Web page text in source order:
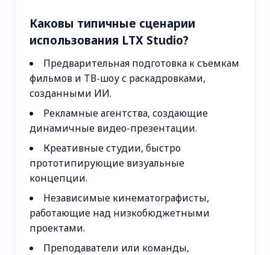
Каковы типичные сценарии
использования LTX Studio?
Предварительная подготовка к съемкам
фильмов и ТВ-шоу с раскадровками,
созданными ИИ.
Рекламные агентства, создающие
динамичные видео-презентации.
Креативные студии, быстро
прототипирующие визуальные
концепции.
Независимые кинематографисты,
работающие над низкобюджетными
проектами.
Преподаватели или команды,